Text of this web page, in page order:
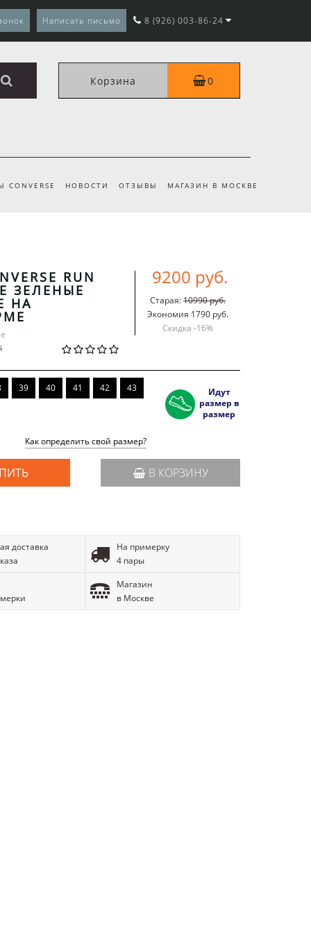
Написать письмо 8 (926) 003-86-24
Корзина 0
НОВОСТИ ОТЗЫВЫ МАГАЗИН В МОСКВЕ
RUN
ЗЕЛЕНЫЕ
НА
9200 руб.
Старая:10990 руб.
Экономия 1790 руб.
Скидка -16%
39 40 41 42 43
Идут
размер в
размер
Как определить свой размер?
В КОРЗИНУ
доставка
На примерку
4 пары
Магазин
в Москве